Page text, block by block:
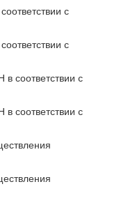
с
с
соответствии с
соответствии с